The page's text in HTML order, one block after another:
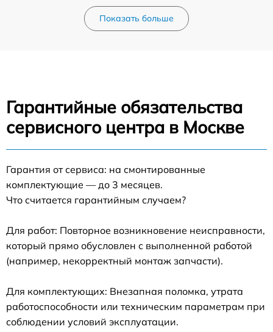
Показать больше
Гарантийные обязательства
сервисного центра в Москве
Гарантия от сервиса: на смонтированные
комплектующие — до 3 месяцев.
Что считается гарантийным случаем?
Для работ: Повторное возникновение неисправности,
который прямо обусловлен с выполненной работой
(например, некорректный монтаж запчасти).
Для комплектующих: Внезапная поломка, утрата
работоспособности или техническим параметрам при
соблюдении условий эксплуатации.